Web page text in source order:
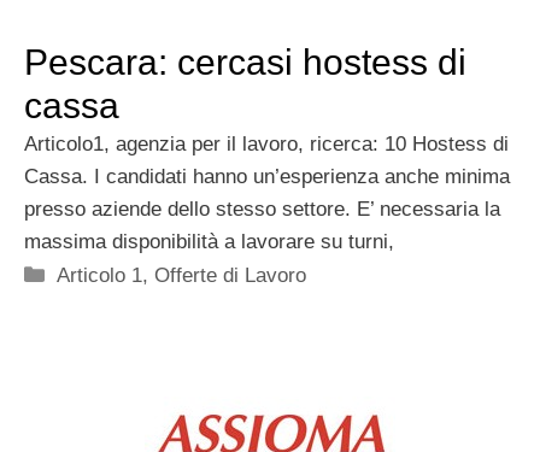
Pescara: cercasi hostess di
cassa
Articolo1, agenzia per il lavoro, ricerca: 10 Hostess di
Cassa. I candidati hanno un’esperienza anche minima
presso aziende dello stesso settore. E’ necessaria la
massima disponibilità a lavorare su turni,
Categorie
Articolo 1,Offerte di Lavoro